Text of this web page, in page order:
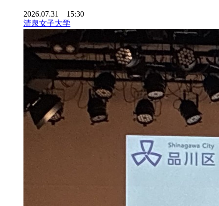
2026.07.31 15:30
清泉女子大学